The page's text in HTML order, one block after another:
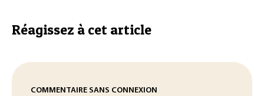
Réagissez à cet article
COMMENTAIRE SANS CONNEXION